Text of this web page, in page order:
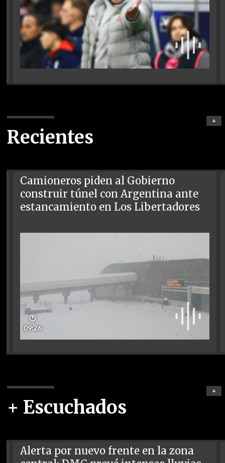
Recientes
+
Camioneros piden al Gobierno
construir túnel con Argentina ante
estancamiento en Los Libertadores
🕑
09:26
+ Escuchados
+
Alerta por nuevo frente en la zona